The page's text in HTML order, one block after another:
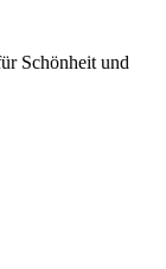
Schönheit und